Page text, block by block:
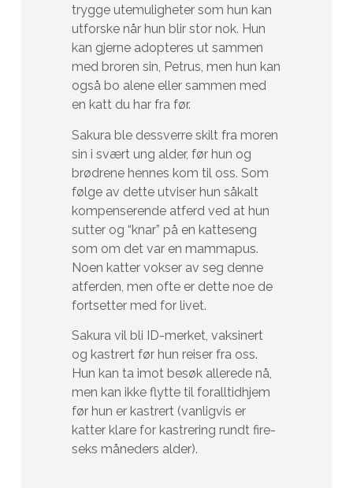
trygge utemuligheter som hun kan
utforske når hun blir stor nok. Hun
kan gjerne adopteres ut sammen
med broren sin, Petrus, men hun kan
også bo alene eller sammen med
en katt du har fra før.
Sakura ble dessverre skilt fra moren
sin i svært ung alder, før hun og
brødrene hennes kom til oss. Som
følge av dette utviser hun såkalt
kompenserende atferd ved at hun
sutter og “knar” på en katteseng
som om det var en mammapus.
Noen katter vokser av seg denne
atferden, men ofte er dette noe de
fortsetter med for livet.
Sakura vil bli ID-merket, vaksinert
og kastrert før hun reiser fra oss.
Hun kan ta imot besøk allerede nå,
men kan ikke flytte til foralltidhjem
før hun er kastrert (vanligvis er
katter klare for kastrering rundt fire-
seks måneders alder).